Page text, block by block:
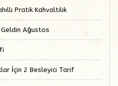
Pratik Kahvaltılık
Ağustos
İçin 2 Besleyici Tarif